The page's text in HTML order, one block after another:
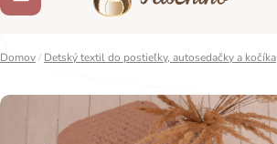
Domov/ Detský textil do postieľky, autosedačky a kočíka